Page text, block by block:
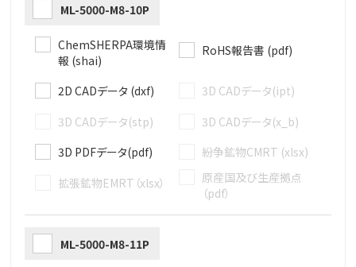
ML-5000-M8-10P
ChemSHERPA環境情
報 (shai)
RoHS報告書 (pdf)
2D CADデータ (dxf)
3D CADデータ(ipt)
3D CADデータ(stp)
3D CADデータ(x_b)
3D PDFデータ(pdf)
紛争鉱物CMRT (xlsx)
拡張鉱物EMRT（xlsx）
原産国及び生産拠点
（pdf）
ML-5000-M8-11P